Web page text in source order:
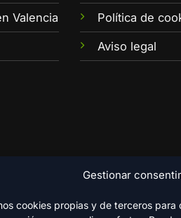
Gestionar
cookies propias y de terceros
Valencia Política de
Aviso legal